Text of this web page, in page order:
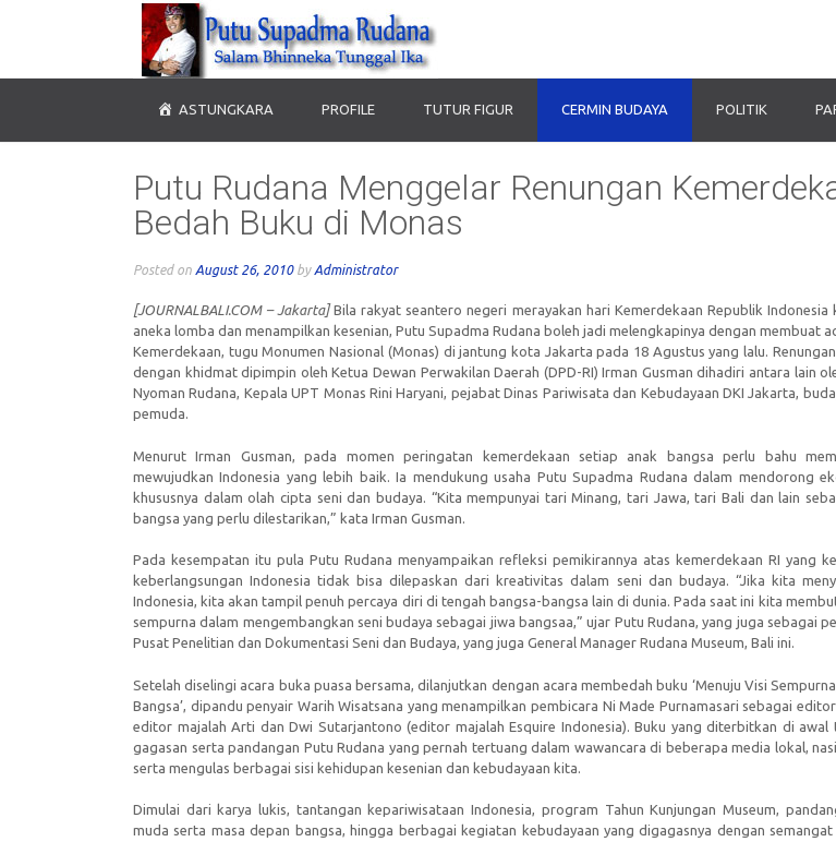
ASTUNGKARA PROFILE TUTUR FIGUR CERMIN BUDAYA POLITIK
Putu Rudana Menggelar Renungan
Bedah Buku di Monas
Posted on August 26, 2010by Administrator
[JOURNALBALI.COM – Jakarta]Bila rakyat seantero negeri merayakan hari Kemerdekaan Republik Indonesia
aneka lomba dan menampilkan kesenian, Putu Supadma Rudana boleh jadi melengkapinya dengan membuat
Kemerdekaan, tugu Monumen Nasional (Monas) di jantung kota Jakarta pada 18 Agustus yang lalu.
dengan khidmat dipimpin oleh Ketua Dewan Perwakilan Daerah (DPD-RI) Irman Gusman dihadiri antara lain
Nyoman Rudana, Kepala UPT Monas Rini Haryani, pejabat Dinas Pariwisata dan Kebudayaan DKI Jakarta,
pemuda.
Menurut Irman Gusman, pada momen peringatan kemerdekaan setiap anak bangsa perlu bahu
mewujudkan Indonesia yang lebih baik. Ia mendukung usaha Putu Supadma Rudana dalam mendorong
khususnya dalam olah cipta seni dan budaya. “Kita mempunyai tari Minang, tari Jawa, tari Bali dan lain
bangsa yang perlu dilestarikan,” kata Irman Gusman.
Pada kesempatan itu pula Putu Rudana menyampaikan refleksi pemikirannya atas kemerdekaan RI yang
keberlangsungan Indonesia tidak bisa dilepaskan dari kreativitas dalam seni dan budaya. “Jika kita
Indonesia, kita akan tampil penuh percaya diri di tengah bangsa-bangsa lain di dunia. Pada saat ini kita
sempurna dalam mengembangkan seni budaya sebagai jiwa bangsaa,” ujar Putu Rudana, yang juga sebagai
Pusat Penelitian dan Dokumentasi Seni dan Budaya, yang juga General Manager Rudana Museum, Bali ini.
Setelah diselingi acara buka puasa bersama, dilanjutkan dengan acara membedah buku ‘Menuju Visi
Bangsa’, dipandu penyair Warih Wisatsana yang menampilkan pembicara Ni Made Purnamasari sebagai
editor majalah Arti dan Dwi Sutarjantono (editor majalah Esquire Indonesia). Buku yang diterbitkan di awal
gagasan serta pandangan Putu Rudana yang pernah tertuang dalam wawancara di beberapa media lokal,
serta mengulas berbagai sisi kehidupan kesenian dan kebudayaan kita.
Dimulai dari karya lukis, tantangan kepariwisataan Indonesia, program Tahun Kunjungan Museum,
muda serta masa depan bangsa, hingga berbagai kegiatan kebudayaan yang digagasnya dengan